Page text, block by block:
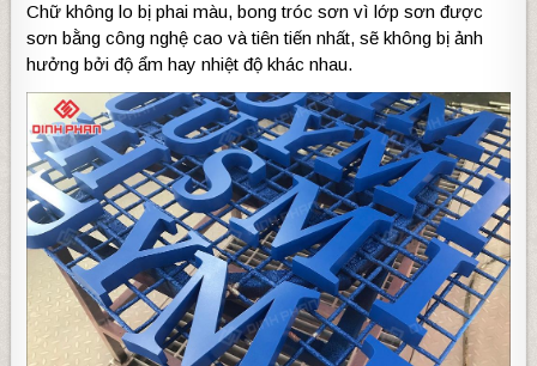
Chữ không lo bị phai màu, bong tróc sơn vì lớp sơn được
sơn bằng công nghệ cao và tiên tiến nhất, sẽ không bị ảnh
hưởng bởi độ ẩm hay nhiệt độ khác nhau.